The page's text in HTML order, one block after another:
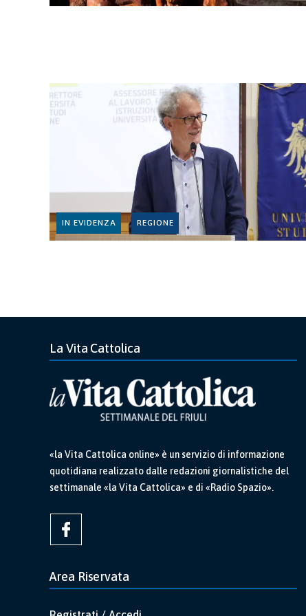
IN EVIDENZA REGIONE
La Vita Cattolica
«la Vita Cattolica online» è un servizio di informazione
quotidiana realizzato dalle redazioni giornalistiche del
settimanale «la Vita Cattolica» e di «Radio Spazio».
Area Riservata